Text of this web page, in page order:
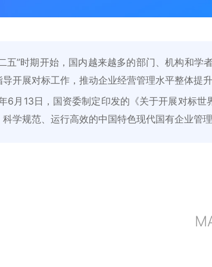
五”时期开始，国内越来越多的部门、机构和
导开展对标工作，推动企业经营管理水平整体提升
6月13日，国资委制定印发的《关于开展对标
科学规范、运行高效的中国特色现代国有企业管